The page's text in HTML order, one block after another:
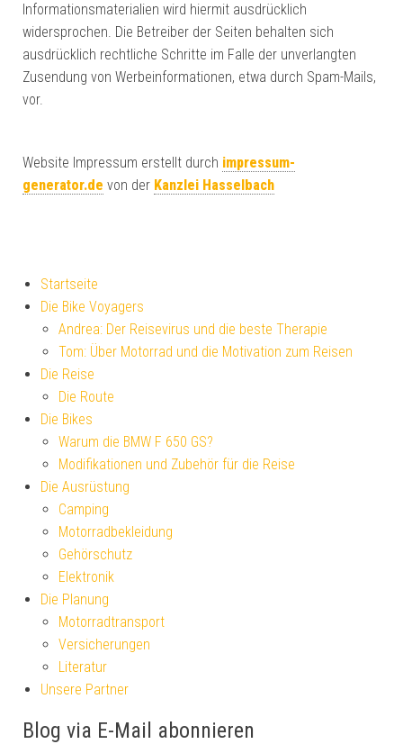
Informationsmaterialien wird hiermit ausdrücklich
widersprochen. Die Betreiber der Seiten behalten sich
ausdrücklich rechtliche Schritte im Falle der unverlangten
Zusendung von Werbeinformationen, etwa durch Spam-Mails,
vor.
Website Impressum erstellt durch impressum-
generator.de von der Kanzlei Hasselbach
Startseite
Die Bike Voyagers
Andrea: Der Reisevirus und die beste Therapie
Tom: Über Motorrad und die Motivation zum Reisen
Die Reise
Die Route
Die Bikes
Warum die BMW F 650 GS?
Modifikationen und Zubehör für die Reise
Die Ausrüstung
Camping
Motorradbekleidung
Gehörschutz
Elektronik
Die Planung
Motorradtransport
Versicherungen
Literatur
Unsere Partner
Blog via E-Mail abonnieren